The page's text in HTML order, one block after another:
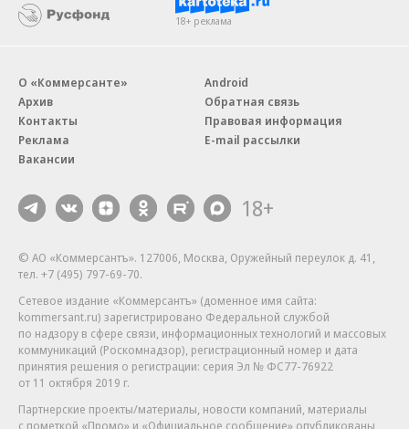
18+ реклама
О «Коммерсанте»
Архив
Контакты
Реклама
Вакансии
Android
Обратная связь
Правовая информация
E-mail рассылки
18+
© АО «Коммерсантъ». 127006, Москва, Оружейный переулок д. 41,
тел. +7 (495) 797-69-70.
Сетевое издание «Коммерсантъ» (доменное имя сайта:
kommersant.ru) зарегистрировано Федеральной службой
по надзору в сфере связи, информационных технологий и массовых
коммуникаций (Роскомнадзор), регистрационный номер и дата
принятия решения о регистрации: серия Эл № ФС77-76922
от 11 октября 2019 г.
Партнерские проекты/материалы, новости компаний, материалы
с пометкой «Промо» и «Официальное сообщение» опубликованы